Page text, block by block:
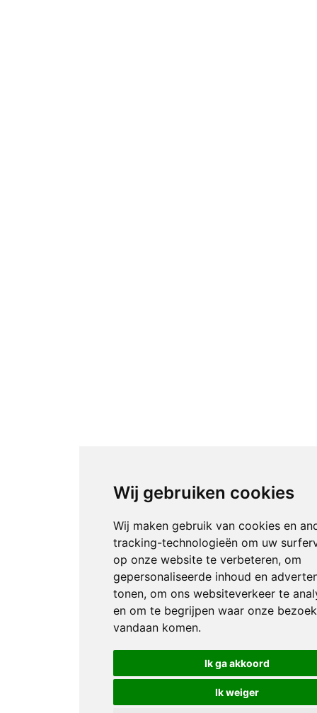
Wij gebruiken cookies
Wij maken gebruik van cookies en
tracking-technologieën om uw
op onze website te verbeteren, om
gepersonaliseerde inhoud en
tonen, om ons websiteverkeer te
en om te begrijpen waar onze
vandaan komen.
Ik ga akkoord
Ik weiger